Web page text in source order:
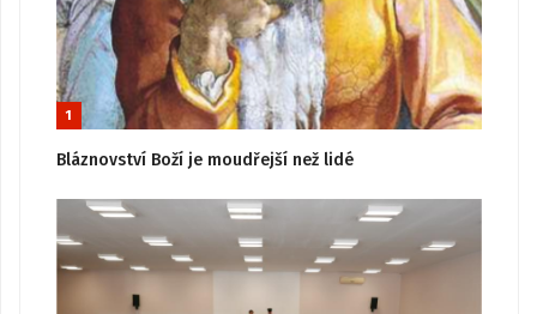
1
Bláznovství Boží je moudřejší než lidé